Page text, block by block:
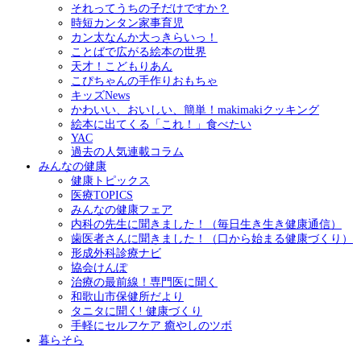
それってうちの子だけですか？
時短カンタン家事育児
カン太なんか大っきらいっ！
ことばで広がる絵本の世界
天才！こどもりあん
こぴちゃんの手作りおもちゃ
キッズNews
かわいい、おいしい、簡単！makimakiクッキング
絵本に出てくる「これ！」食べたい
YAC
過去の人気連載コラム
みんなの健康
健康トピックス
医療TOPICS
みんなの健康フェア
内科の先生に聞きました！（毎日生き生き健康通信）
歯医者さんに聞きました！（口から始まる健康づくり）
形成外科診療ナビ
協会けんぽ
治療の最前線！専門医に聞く
和歌山市保健所だより
タニタに聞く! 健康づくり
手軽にセルフケア 癒やしのツボ
暮らそら